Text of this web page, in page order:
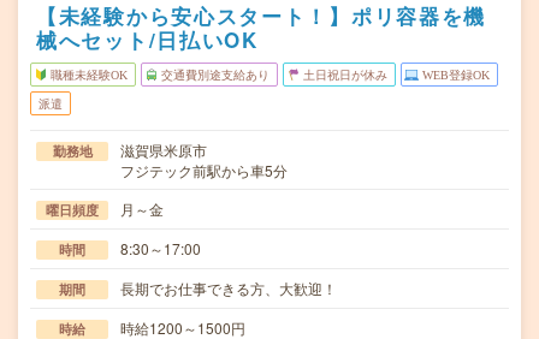
【未経験から安心スタート！】ポリ容器を機
械へセット/日払いOK
職種未経験OK 交通費別途支給あり 土日祝日が休み WEB登録OK
派遣
勤務地
滋賀県米原市
フジテック前駅から車5分
曜日頻度 月～金
時間 8:30～17:00
期間 長期でお仕事できる方、大歓迎！
時給 時給1200～1500円